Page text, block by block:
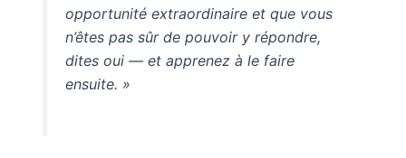
opportunité extraordinaire et que vous
n’êtes pas sûr de pouvoir y répondre,
dites oui — et apprenez à le faire
ensuite. »